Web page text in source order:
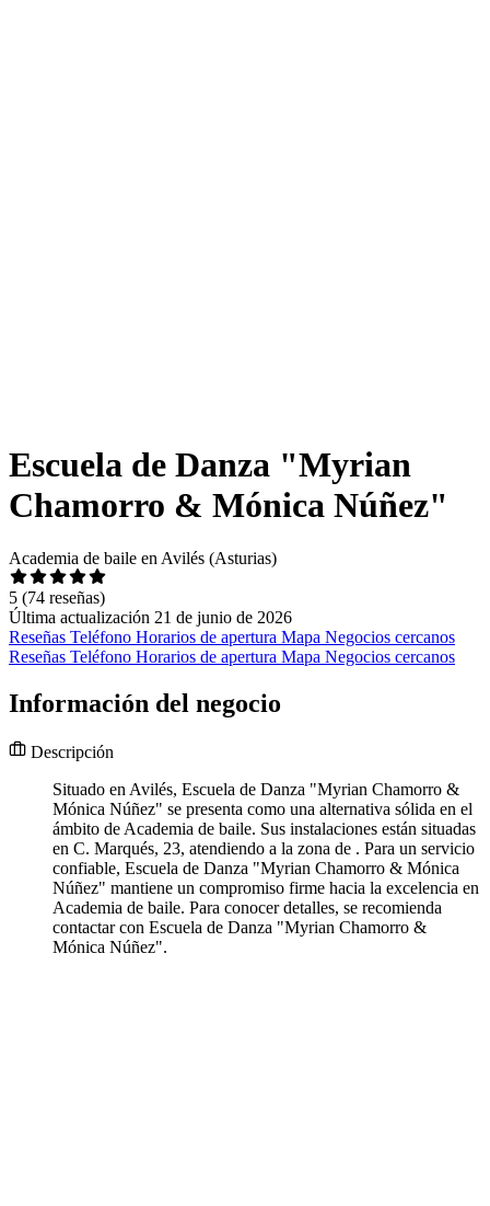
Escuela de Danza "Myrian
Chamorro & Mónica Núñez"
Academia de baile en Avilés (Asturias)
5 (74 reseñas)
Última actualización 21 de junio de 2026
Reseñas Teléfono Horarios de apertura Mapa Negocios cercanos
Reseñas Teléfono Horarios de apertura Mapa Negocios cercanos
Información del negocio
Descripción
Situado en Avilés, Escuela de Danza "Myrian Chamorro &
Mónica Núñez" se presenta como una alternativa sólida en el
ámbito de Academia de baile. Sus instalaciones están situadas
en C. Marqués, 23, atendiendo a la zona de . Para un servicio
confiable, Escuela de Danza "Myrian Chamorro & Mónica
Núñez" mantiene un compromiso firme hacia la excelencia en
Academia de baile. Para conocer detalles, se recomienda
contactar con Escuela de Danza "Myrian Chamorro &
Mónica Núñez".